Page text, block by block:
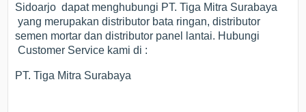
Sidoarjo dapat menghubungi PT. Tiga Mitra Surabaya
yang merupakan distributor bata ringan, distributor
semen mortar dan distributor panel lantai. Hubungi
Customer Service kami di :
PT. Tiga Mitra Surabaya